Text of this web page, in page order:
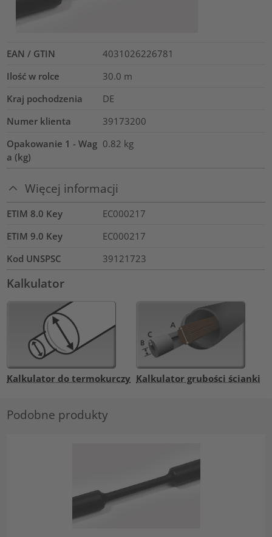
EAN / GTIN
4031026226781
Ilość w rolce
30.0 m
Kraj pochodzenia
DE
Numer klienta
39173200
Opakowanie 1 - Wag
a (kg)
0.82 kg
Więcej informacji
ETIM 8.0 Key
EC000217
ETIM 9.0 Key
EC000217
Kod UNSPSC
39121723
Kalkulator
Kalkulator do termokurczy Kalkulator grubości ścianki
Podobne produkty